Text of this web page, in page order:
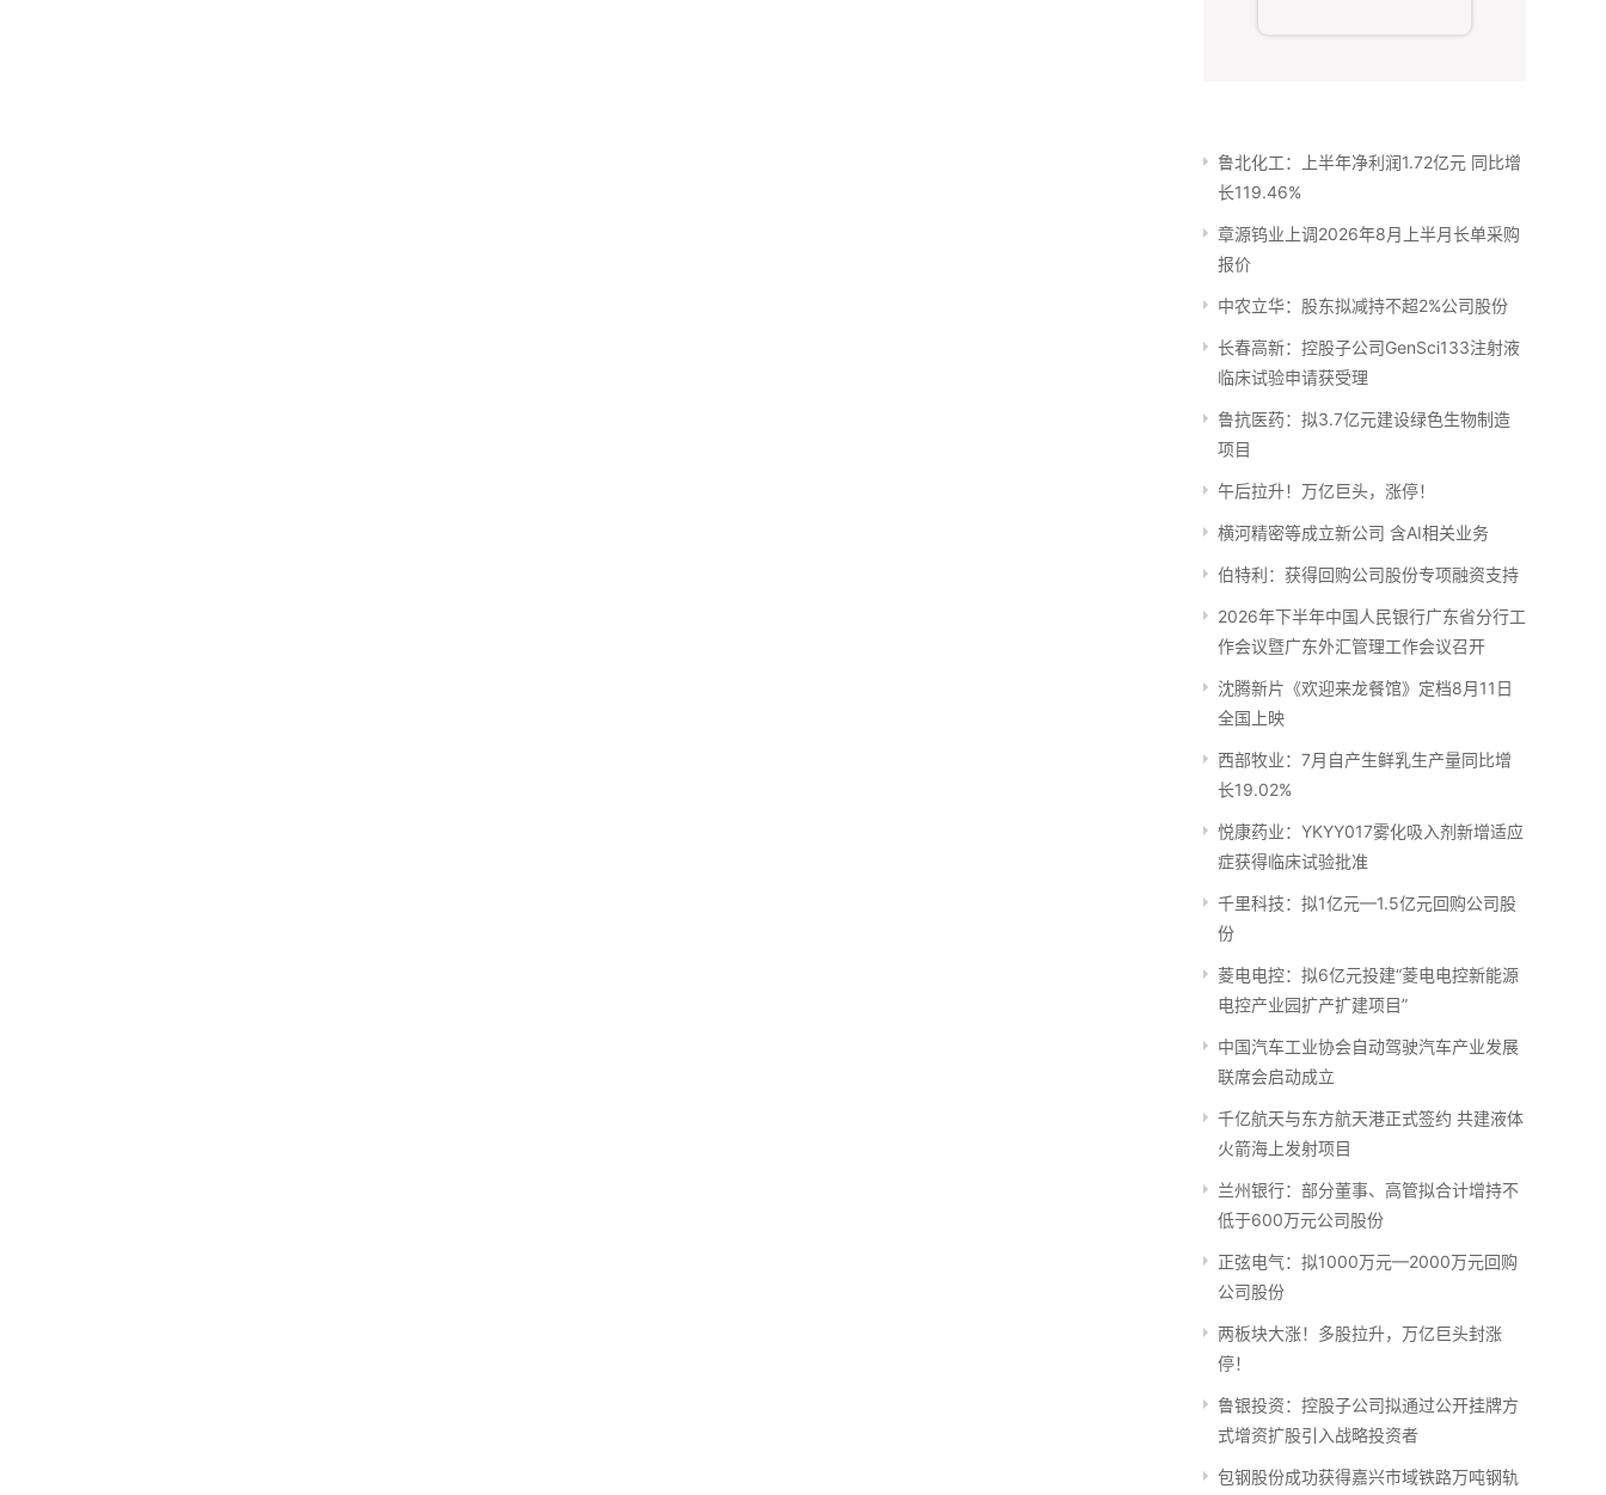
鲁北化工：上半年净利润1.72亿元 同比增
长119.46%
章源钨业上调2026年8月上半月长单采购
报价
中农立华：股东拟减持不超2%公司股份
长春高新：控股子公司GenSci133注射液
临床试验申请获受理
鲁抗医药：拟3.7亿元建设绿色生物制造
项目
午后拉升！万亿巨头，涨停！
横河精密等成立新公司 含AI相关业务
伯特利：获得回购公司股份专项融资支持
2026年下半年中国人民银行广东省分行工
作会议暨广东外汇管理工作会议召开
沈腾新片《欢迎来龙餐馆》定档8月11日
全国上映
西部牧业：7月自产生鲜乳生产量同比增
长19.02%
悦康药业：YKYY017雾化吸入剂新增适应
症获得临床试验批准
千里科技：拟1亿元—1.5亿元回购公司股
份
菱电电控：拟6亿元投建“菱电电控新能源
电控产业园扩产扩建项目”
中国汽车工业协会自动驾驶汽车产业发展
联席会启动成立
千亿航天与东方航天港正式签约 共建液体
火箭海上发射项目
兰州银行：部分董事、高管拟合计增持不
低于600万元公司股份
正弦电气：拟1000万元—2000万元回购
公司股份
两板块大涨！多股拉升，万亿巨头封涨
停！
鲁银投资：控股子公司拟通过公开挂牌方
式增资扩股引入战略投资者
包钢股份成功获得嘉兴市域铁路万吨钢轨